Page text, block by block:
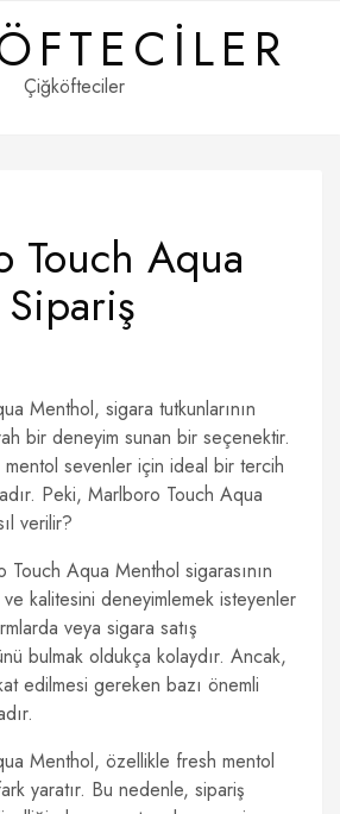
Çiğköfteciler
Touch Aqua
Menthol, sigara tutkunlarının
bir deneyim sunan bir seçenektir.
sevenler için ideal bir tercih
Peki, Marlboro Touch Aqua
verilir?
Aqua Menthol sigarasının
kalitesini deneyimlemek isteyenler
veya sigara satış
bulmak oldukça kolaydır. Ancak,
edilmesi gereken bazı önemli
Menthol, özellikle fresh mentol
yaratır. Bu nedenle, sipariş